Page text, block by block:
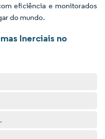
eficiência e monitorados
do mundo.
Inerciais no